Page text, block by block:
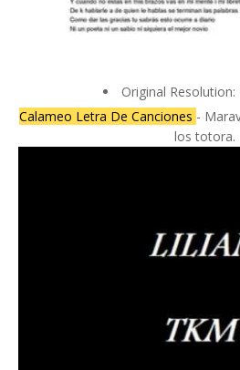
Original Resolution:
Calameo Letra De Canciones -
los totora.